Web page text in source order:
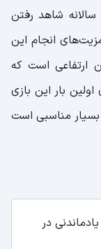
شاهد رفتن
انجام این
ارتفاعی است که
بار این بازی
بسیار مناسبی است
در